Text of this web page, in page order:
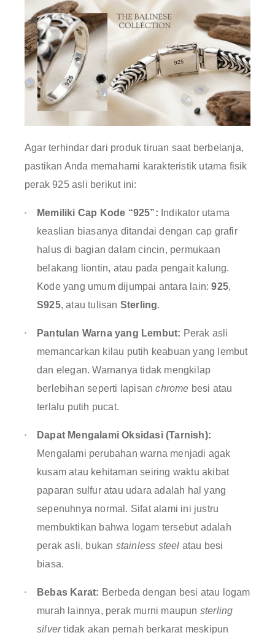
Agar terhindar dari produk tiruan saat berbelanja,
pastikan Anda memahami karakteristik utama fisik
perak 925 asli berikut ini:
Memiliki Cap Kode “925”: Indikator utama
keaslian biasanya ditandai dengan cap grafir
halus di bagian dalam cincin, permukaan
belakang liontin, atau pada pengait kalung.
Kode yang umum dijumpai antara lain:925,
S925, atau tulisan Sterling.
Pantulan Warna yang Lembut: Perak asli
memancarkan kilau putih keabuan yang lembut
dan elegan. Warnanya tidak mengkilap
berlebihan seperti lapisanchrome besi atau
terlalu putih pucat.
Dapat Mengalami Oksidasi (Tarnish):
Mengalami perubahan warna menjadi agak
kusam atau kehitaman seiring waktu akibat
paparan sulfur atau udara adalah hal yang
sepenuhnya normal. Sifat alami ini justru
membuktikan bahwa logam tersebut adalah
perak asli, bukan stainless steel atau besi
biasa.
Bebas Karat: Berbeda dengan besi atau logam
murah lainnya, perak murni maupun sterling
silvertidak akan pernah berkarat meskipun